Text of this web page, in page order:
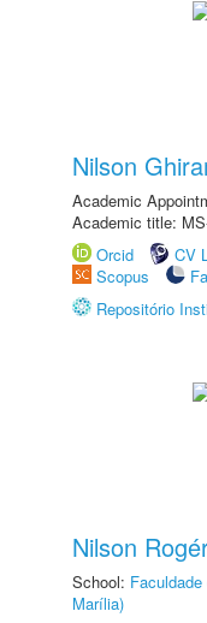
Nilson
Academic
Academic title:
Orcid
CV
Scopus
Repositório
Nilson
School:
Marília)